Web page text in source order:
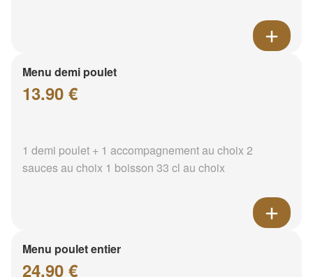
Menu demi poulet
13.90 €
1 demi poulet + 1 accompagnement au choix 2
sauces au choix 1 boisson 33 cl au choix
Menu poulet entier
24.90 €